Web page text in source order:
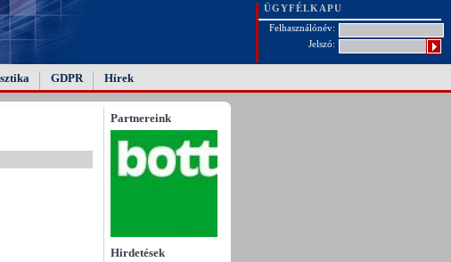
ÜGYFÉLKAPU
Felhasználónév:
Jelszó:
GDPR Hírek
Partnereink
Hirdetések